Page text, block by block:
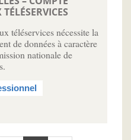
téléservices nécessite la
de données à caractère
nationale de